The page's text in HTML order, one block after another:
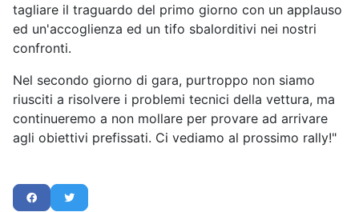
tagliare il traguardo del primo giorno con un applauso
ed un'accoglienza ed un tifo sbalorditivi nei nostri
confronti.
Nel secondo giorno di gara, purtroppo non siamo
riusciti a risolvere i problemi tecnici della vettura, ma
continueremo a non mollare per provare ad arrivare
agli obiettivi prefissati. Ci vediamo al prossimo rally!"